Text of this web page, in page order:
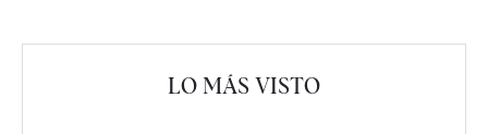
LO MÁS VISTO